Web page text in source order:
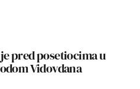
pred posetiocima u
Vidovdana